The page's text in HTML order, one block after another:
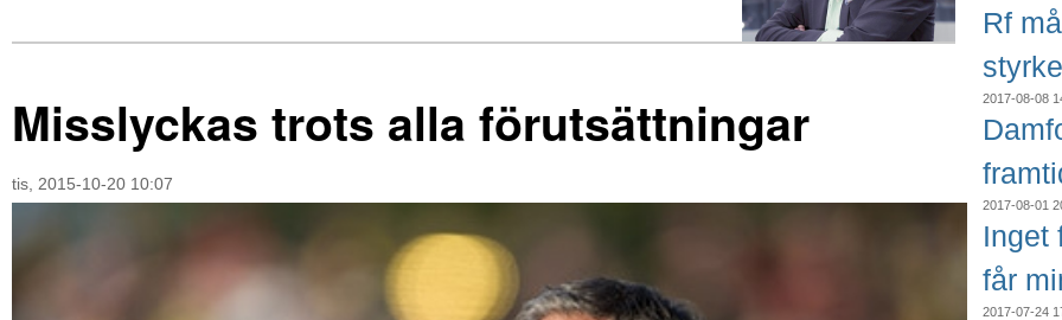
Misslyckas trots alla förutsättningar
tis, 2015-10-20 10:07
Rf
2017-08-08
2017-08-01
Inget
får
2017-07-24